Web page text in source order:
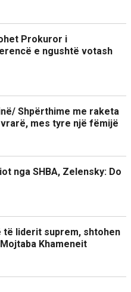
Prokuror i
e ngushtë votash
Shpërthime me raketa
mes tyre një fëmijë
nga SHBA, Zelensky: Do
të liderit suprem, shtohen
Khameneit